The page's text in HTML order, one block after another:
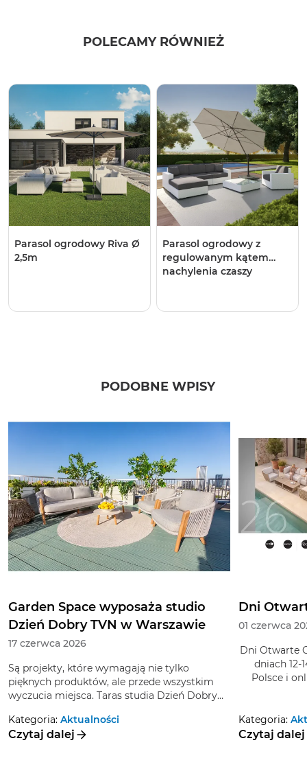
POLECAMY RÓWNIEŻ
Parasol ogrodowy ​​​​​​Riva Ø
2,5m
Parasol ogrodowy z
regulowanym kątem
nachylenia czaszy​​​​​​
PODOBNE WPISY
Garden Space wyposaża studio
Dzień Dobry TVN w Warszawie
17 czerwca 2026
Są projekty, które wymagają nie tylko
pięknych produktów, ale przede wszystkim
wyczucia miejsca. Taras studia Dzień Dobry
reprezentacyjna, pełna światła i codziennej
energii programu, który od lat towarzyszy
Garden Space odpowiadało za wyposażenie
tarasu w meble, dodatki i rośliny dekoracyjne,
Kategoria: Aktualności
Czytaj dalej
Dni
01 czerwca
Dni Otwarte
dniach 12-
Polsce i
staną się
Kategoria:
Czytaj dalej